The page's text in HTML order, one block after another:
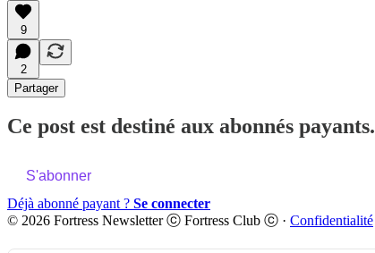
9
2
Partager
Ce post est destiné aux abonnés payants.
S'abonner
Déjà abonné payant ? Se connecter
© 2026 Fortress Newsletter ⓒ Fortress Club ⓒ · Confidentialité